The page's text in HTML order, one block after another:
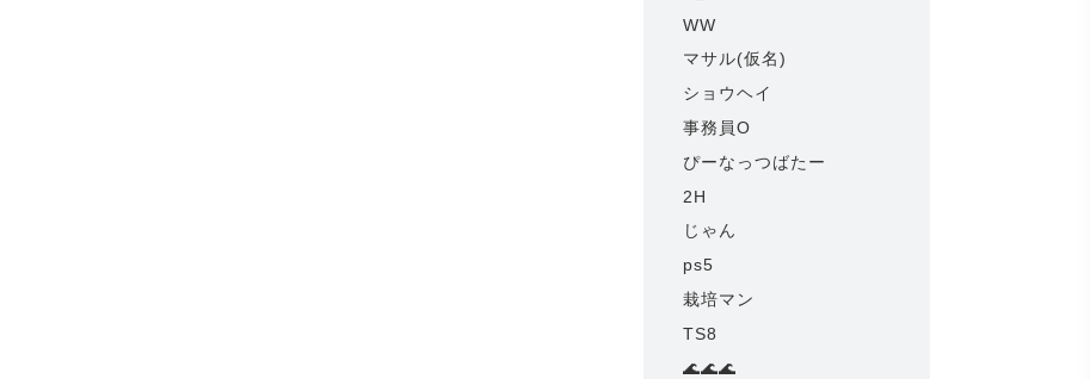
WW
マサル(仮名)
ショウヘイ
事務員O
ぴーなっつばたー
2H
じゃん
ps5
栽培マン
TS8
🌊🌊🌊